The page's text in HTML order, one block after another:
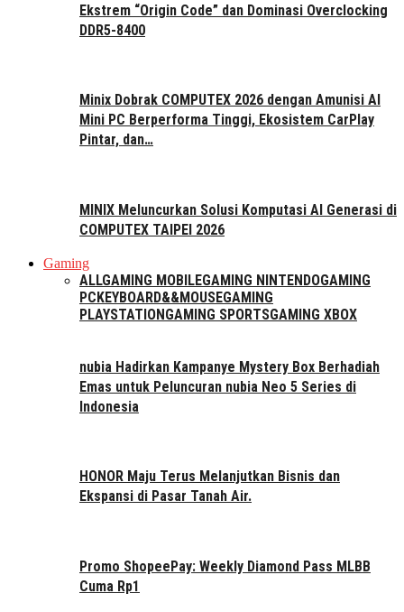
Ekstrem “Origin Code” dan Dominasi Overclocking
DDR5-8400
Minix Dobrak COMPUTEX 2026 dengan Amunisi AI
Mini PC Berperforma Tinggi, Ekosistem CarPlay
Pintar, dan…
MINIX Meluncurkan Solusi Komputasi AI Generasi di
COMPUTEX TAIPEI 2026
Gaming
ALLGAMING MOBILEGAMING NINTENDOGAMING
PC KEYBOARD&&MOUSEGAMING
PLAYSTATION GAMING SPORTSGAMING XBOX
nubia Hadirkan Kampanye Mystery Box Berhadiah
Emas untuk Peluncuran nubia Neo 5 Series di
Indonesia
HONOR Maju Terus Melanjutkan Bisnis dan
Ekspansi di Pasar Tanah Air.
Promo ShopeePay: Weekly Diamond Pass MLBB
Cuma Rp1